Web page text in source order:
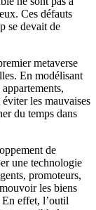
Ces défauts
se devait de
metaverse
En modélisant
les mauvaises
du temps dans
de
une technologie
promoteurs,
les biens
effet, l’outil